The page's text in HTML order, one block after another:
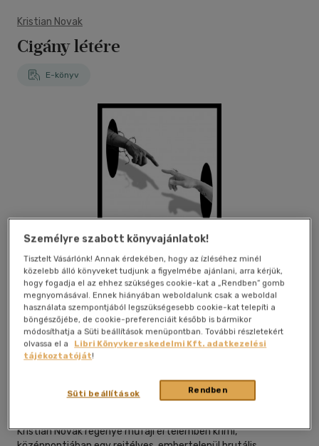
Kristian Novak
Cigány létére
E-könyv
Beleolvasok Kívánságlistához adom Megosztom
Metropolis Media Group Kft 2022|magyar nyelvű
Kristian Novak regénye műfaji értelemben krimi,
Személyre szabott könyvajánlatok!
Tisztelt Vásárlónk! Annak érdekében, hogy az ízléséhez minél
közelebb álló könyveket tudjunk a figyelmébe ajánlani, arra kérjük,
hogy fogadja el az ehhez szükséges cookie-kat a „Rendben” gomb
megnyomásával. Ennek hiányában weboldalunk csak a weboldal
használata szempontjából legszükségesebb cookie-kat telepíti a
böngészőjébe, de cookie-preferenciáit később is bármikor
módosíthatja a Süti beállítások menüpontban. További részletekért
olvassa el a
Libri Könyvkereskedelmi Kft. adatkezelési
tájékoztatóját!
Rendben
Süti beállítások